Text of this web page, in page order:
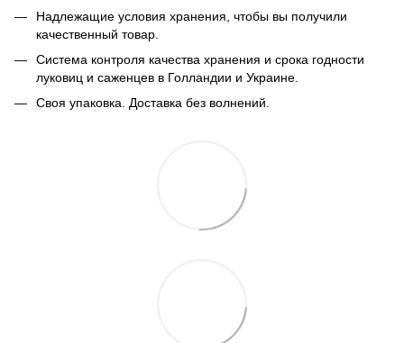
Надлежащие условия хранения, чтобы вы получили
качественный товар.
Система контроля качества хранения и срока годности
луковиц и саженцев в Голландии и Украине.
Своя упаковка. Доставка без волнений.